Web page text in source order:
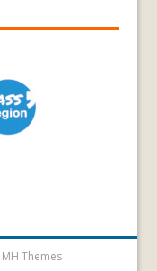
MH Themes